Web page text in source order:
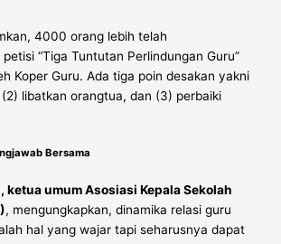
4000 orang lebih telah
“Tiga Tuntutan Perlindungan Guru”
Koper Guru. Ada tiga poin desakan yakni
libatkan orangtua, dan (3) perbaiki
Bersama
ketua umum Asosiasi Kepala Sekolah
, mengungkapkan, dinamika relasi guru
hal yang wajar tapi seharusnya dapat